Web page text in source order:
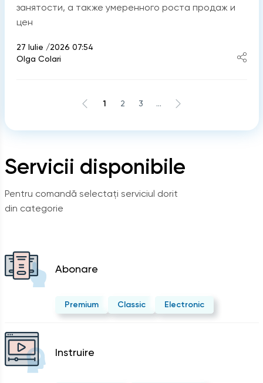
Servicii disponibile
Pentru comandă selectați serviciul dorit
din categorie
Abonare
Premium Classic Electronic
Instruire
занятости, а также умеренного роста продаж и
цен
27 Iulie /2026 07:54
Olga Colari
1 2 3 ...